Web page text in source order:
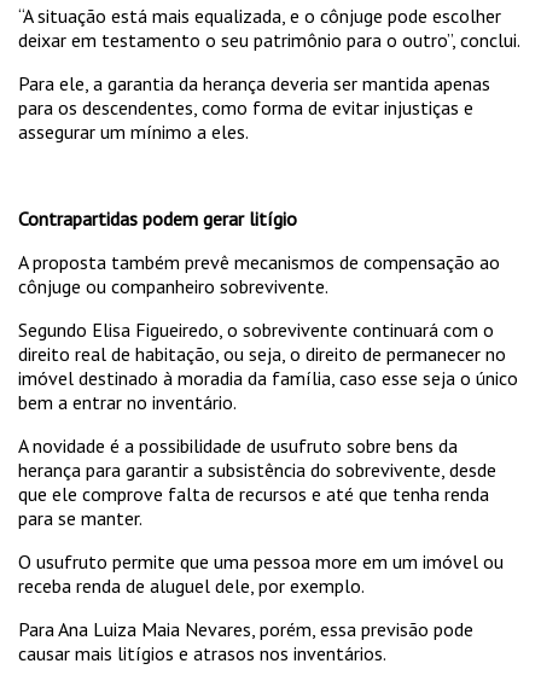
“A situação está mais equalizada, e o cônjuge pode escolher
deixar em testamento o seu patrimônio para o outro”, conclui.
Para ele, a garantia da herança deveria ser mantida apenas
para os descendentes, como forma de evitar injustiças e
assegurar um mínimo a eles.
Contrapartidas podem gerar litígio
A proposta também prevê mecanismos de compensação ao
cônjuge ou companheiro sobrevivente.
Segundo Elisa Figueiredo, o sobrevivente continuará com o
direito real de habitação, ou seja, o direito de permanecer no
imóvel destinado à moradia da família, caso esse seja o único
bem a entrar no inventário.
A novidade é a possibilidade de usufruto sobre bens da
herança para garantir a subsistência do sobrevivente, desde
que ele comprove falta de recursos e até que tenha renda
para se manter.
O usufruto permite que uma pessoa more em um imóvel ou
receba renda de aluguel dele, por exemplo.
Para Ana Luiza Maia Nevares, porém, essa previsão pode
causar mais litígios e atrasos nos inventários.